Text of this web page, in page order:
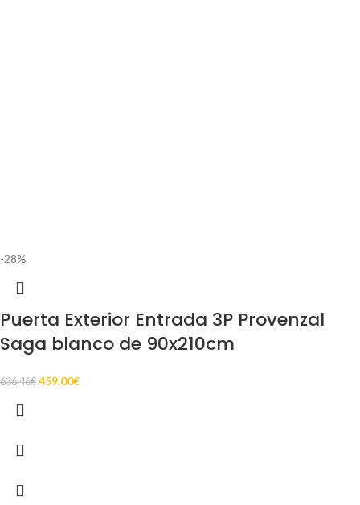
-28%
Puerta Exterior Entrada 3P Provenzal
Saga blanco de 90x210cm
636.46€ 459.00€